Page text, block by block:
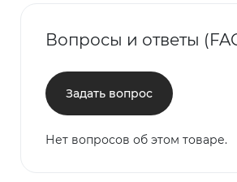
Вопросы и ответы
Задать вопрос
Нет вопросов об этом товаре.